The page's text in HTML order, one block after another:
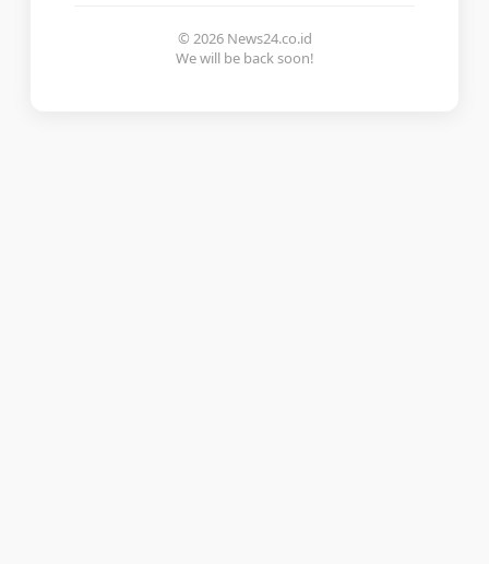
© 2026 News24.co.id
We will be back soon!